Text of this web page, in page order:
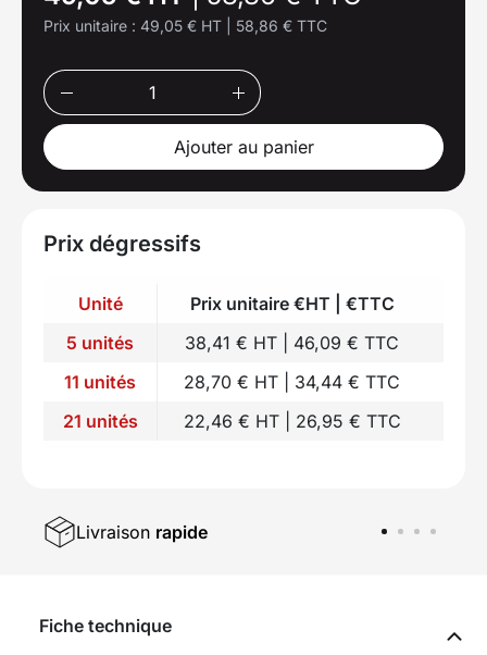
Prix unitaire : 49,05 € HT 58,86 € TTC
Ajouter au panier
Prix dégressifs
Unité
Prix unitaire €HT | €TTC
5 unités
38,41 € HT | 46,09 € TTC
11 unités
28,70 € HT | 34,44 € TTC
21 unités
22,46 € HT | 26,95 € TTC
Livraison rapide
Fiche technique